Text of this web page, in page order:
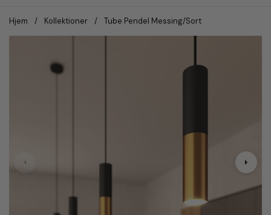
Hjem / Kollektioner / Tube Pendel Messing/Sort